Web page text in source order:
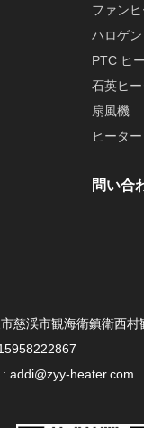
ファン
ハロゲ
PTC ヒ
石英ヒ
扇風機
ヒーター
問い合
慈渓市観海衛鎮衛西村
: addi@zyy-heater.com